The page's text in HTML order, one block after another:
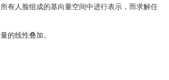
有人脸组成的基向量空间中进行表示，而求解任
的线性叠加。